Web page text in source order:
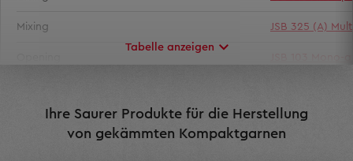
Mixing JSB 325 (A)
Bale opening JBS 008C Bale
Tabelle anzeigen
Ihre Saurer Produkte für die Herstellung
von gekämmten Kompaktgarnen